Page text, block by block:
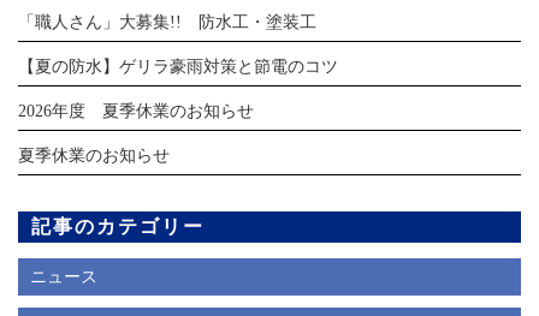
「職人さん」大募集!! 防水工・塗装工
【夏の防水】ゲリラ豪雨対策と節電のコツ
2026年度 夏季休業のお知らせ
夏季休業のお知らせ
記事のカテゴリー
ニュース